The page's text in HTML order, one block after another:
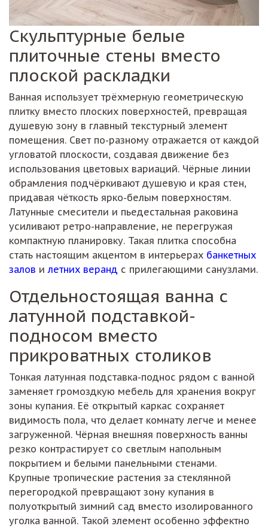
Скульптурные белые
плиточные стены вместо
плоской раскладки
Ванная использует трёхмерную геометрическую
плитку вместо плоских поверхностей, превращая
душевую зону в главный текстурный элемент
помещения. Свет по-разному отражается от каждой
угловатой плоскости, создавая движение без
использования цветовых вариаций. Чёрные линии
обрамления подчёркивают душевую и края стен,
придавая чёткость ярко-белым поверхностям.
Латунные смесители и пьедестальная раковина
усиливают ретро-направление, не перегружая
компактную планировку. Такая плитка способна
стать настоящим акцентом в интерьерах банкетных
залов илетних веранд с прилегающими санузлами.
Отдельностоящая ванна с
латунной подставкой-
подносом вместо
прикроватных столиков
Тонкая латунная подставка-поднос рядом с ванной
заменяет громоздкую мебель для хранения вокруг
зоны купания. Её открытый каркас сохраняет
видимость пола, что делает комнату легче и менее
загруженной. Чёрная внешняя поверхность ванны
резко контрастирует со светлым напольным
покрытием и белыми панельными стенами.
Крупные тропические растения за стеклянной
перегородкой превращают зону купания в
полуоткрытый зимний сад вместо изолированного
уголка ванной. Такой элемент особенно эффектно